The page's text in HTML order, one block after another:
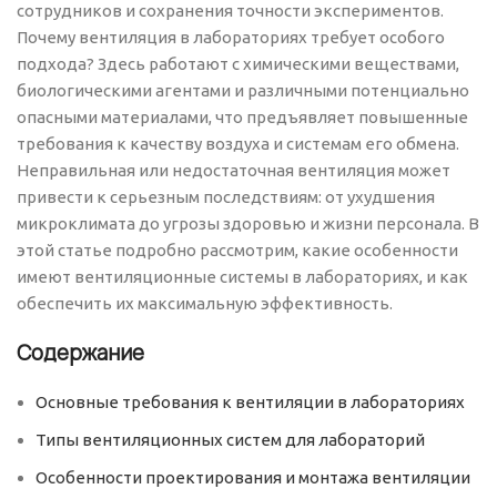
сотрудников и сохранения точности экспериментов.
Почему вентиляция в лабораториях требует особого
подхода? Здесь работают с химическими веществами,
биологическими агентами и различными потенциально
опасными материалами, что предъявляет повышенные
требования к качеству воздуха и системам его обмена.
Неправильная или недостаточная вентиляция может
привести к серьезным последствиям: от ухудшения
микроклимата до угрозы здоровью и жизни персонала. В
этой статье подробно рассмотрим, какие особенности
имеют вентиляционные системы в лабораториях, и как
обеспечить их максимальную эффективность.
Содержание
Основные требования к вентиляции в лабораториях
Типы вентиляционных систем для лабораторий
Особенности проектирования и монтажа вентиляции